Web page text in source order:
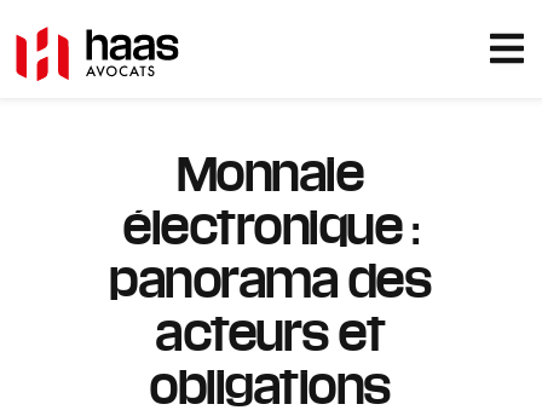
Monnaie
électronique :
panorama des
acteurs et
obligations